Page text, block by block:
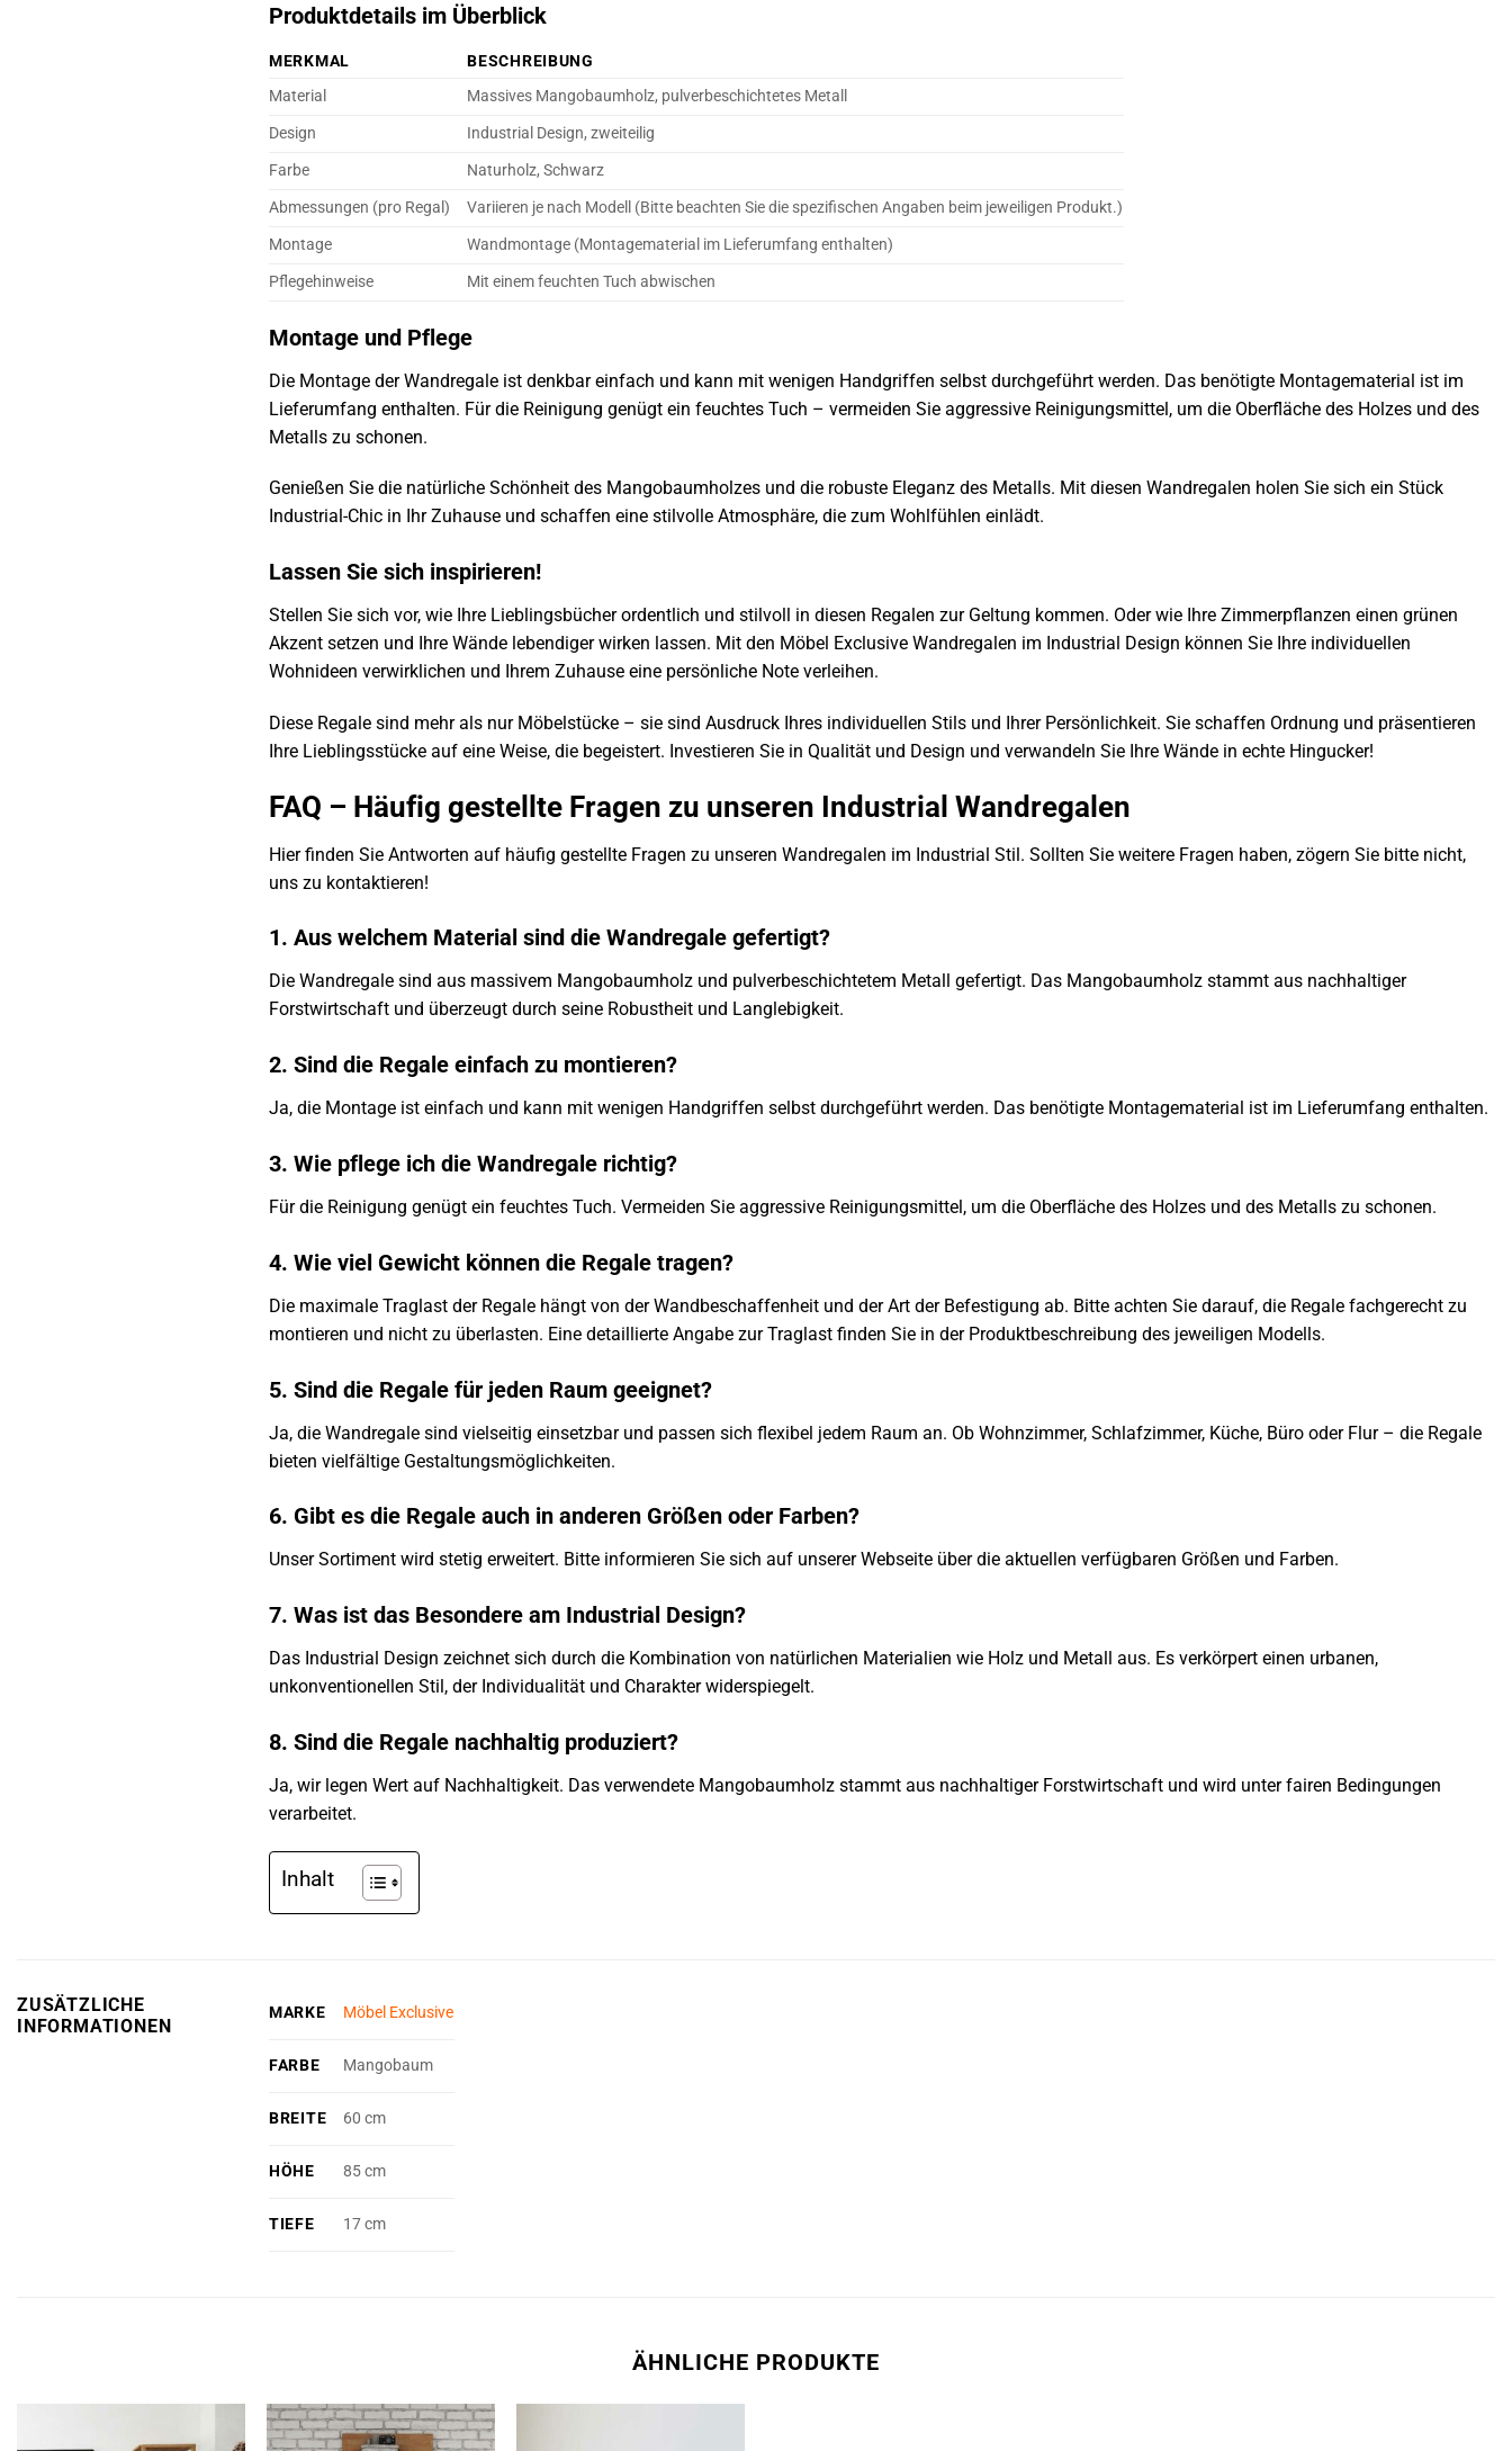
Produktdetails im Überblick
MERKMAL
BESCHREIBUNG
Material
Massives Mangobaumholz, pulverbeschichtetes Metall
Design
Industrial Design, zweiteilig
Farbe
Naturholz, Schwarz
Abmessungen (pro Regal)
Variieren je nach Modell (Bitte beachten Sie die spezifischen Angaben beim jeweiligen Produkt.)
Montage
Wandmontage (Montagematerial im Lieferumfang enthalten)
Pflegehinweise
Mit einem feuchten Tuch abwischen
Montage und Pflege
Die Montage der Wandregale ist denkbar einfach und kann mit wenigen Handgriffen selbst durchgeführt werden. Das benötigte Montagematerial ist im
Lieferumfang enthalten. Für die Reinigung genügt ein feuchtes Tuch – vermeiden Sie aggressive Reinigungsmittel, um die Oberfläche des Holzes und des
Metalls zu schonen.
Genießen Sie die natürliche Schönheit des Mangobaumholzes und die robuste Eleganz des Metalls. Mit diesen Wandregalen holen Sie sich ein Stück
Industrial-Chic in Ihr Zuhause und schaffen eine stilvolle Atmosphäre, die zum Wohlfühlen einlädt.
Lassen Sie sich inspirieren!
Stellen Sie sich vor, wie Ihre Lieblingsbücher ordentlich und stilvoll in diesen Regalen zur Geltung kommen. Oder wie Ihre Zimmerpflanzen einen grünen
Akzent setzen und Ihre Wände lebendiger wirken lassen. Mit den Möbel Exclusive Wandregalen im Industrial Design können Sie Ihre individuellen
Wohnideen verwirklichen und Ihrem Zuhause eine persönliche Note verleihen.
Diese Regale sind mehr als nur Möbelstücke – sie sind Ausdruck Ihres individuellen Stils und Ihrer Persönlichkeit. Sie schaffen Ordnung und präsentieren
Ihre Lieblingsstücke auf eine Weise, die begeistert. Investieren Sie in Qualität und Design und verwandeln Sie Ihre Wände in echte Hingucker!
FAQ – Häufig gestellte Fragen zu unseren Industrial Wandregalen
Hier finden Sie Antworten auf häufig gestellte Fragen zu unseren Wandregalen im Industrial Stil. Sollten Sie weitere Fragen haben, zögern Sie bitte nicht,
uns zu kontaktieren!
1. Aus welchem Material sind die Wandregale gefertigt?
Die Wandregale sind aus massivem Mangobaumholz und pulverbeschichtetem Metall gefertigt. Das Mangobaumholz stammt aus nachhaltiger
Forstwirtschaft und überzeugt durch seine Robustheit und Langlebigkeit.
2. Sind die Regale einfach zu montieren?
Ja, die Montage ist einfach und kann mit wenigen Handgriffen selbst durchgeführt werden. Das benötigte Montagematerial ist im Lieferumfang enthalten.
3. Wie pflege ich die Wandregale richtig?
Für die Reinigung genügt ein feuchtes Tuch. Vermeiden Sie aggressive Reinigungsmittel, um die Oberfläche des Holzes und des Metalls zu schonen.
4. Wie viel Gewicht können die Regale tragen?
Die maximale Traglast der Regale hängt von der Wandbeschaffenheit und der Art der Befestigung ab. Bitte achten Sie darauf, die Regale fachgerecht zu
montieren und nicht zu überlasten. Eine detaillierte Angabe zur Traglast finden Sie in der Produktbeschreibung des jeweiligen Modells.
5. Sind die Regale für jeden Raum geeignet?
Ja, die Wandregale sind vielseitig einsetzbar und passen sich flexibel jedem Raum an. Ob Wohnzimmer, Schlafzimmer, Küche, Büro oder Flur – die Regale
bieten vielfältige Gestaltungsmöglichkeiten.
6. Gibt es die Regale auch in anderen Größen oder Farben?
Unser Sortiment wird stetig erweitert. Bitte informieren Sie sich auf unserer Webseite über die aktuellen verfügbaren Größen und Farben.
7. Was ist das Besondere am Industrial Design?
Das Industrial Design zeichnet sich durch die Kombination von natürlichen Materialien wie Holz und Metall aus. Es verkörpert einen urbanen,
unkonventionellen Stil, der Individualität und Charakter widerspiegelt.
8. Sind die Regale nachhaltig produziert?
Ja, wir legen Wert auf Nachhaltigkeit. Das verwendete Mangobaumholz stammt aus nachhaltiger Forstwirtschaft und wird unter fairen Bedingungen
verarbeitet.
Inhalt
ZUSÄTZLICHE
INFORMATIONEN
MARKE Möbel Exclusive
FARBE Mangobaum
BREITE 60 cm
HÖHE 85 cm
TIEFE 17 cm
ÄHNLICHE PRODUKTE